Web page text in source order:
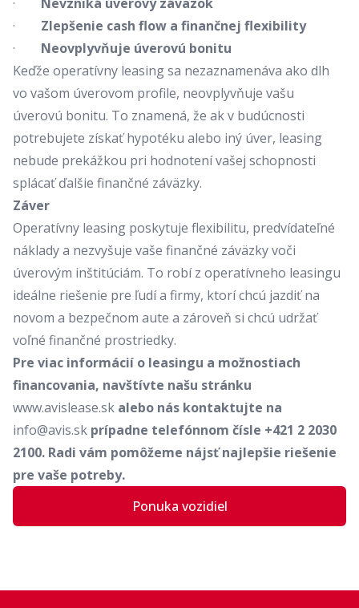
· Zlepšenie cash flow a finančnej flexibility
· Neovplyvňuje úverovú bonitu
Keďže operatívny leasing sa nezaznamenáva ako dlh
vo vašom úverovom profile, neovplyvňuje vašu
úverovú bonitu. To znamená, že ak v budúcnosti
potrebujete získať hypotéku alebo iný úver, leasing
nebude prekážkou pri hodnotení vašej schopnosti
splácať ďalšie finančné záväzky.
Záver
Operatívny leasing poskytuje flexibilitu, predvídateľné
náklady a nezvyšuje vaše finančné záväzky voči
úverovým inštitúciám. To robí z operatívneho leasingu
ideálne riešenie pre ľudí a firmy, ktorí chcú jazdiť na
novom a bezpečnom aute a zároveň si chcú udržať
voľné finančné prostriedky.
Pre viac informácií o leasingu a možnostiach
financovania, navštívte našu stránku
www.avislease.sk alebo nás kontaktujte na
info@avis.sk prípadne telefónnom čísle +421 2 2030
2100. Radi vám pomôžeme nájsť najlepšie riešenie
pre vaše potreby.
Ponuka vozidiel